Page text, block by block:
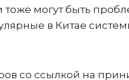
могут быть
в Китае
со ссылкой на